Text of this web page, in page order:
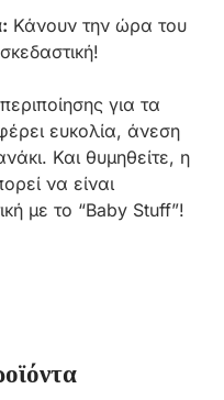
Κάνουν την ώρα του
για τα
ευκολία, άνεση
Και θυμηθείτε, η
να είναι
με το “Baby Stuff”!